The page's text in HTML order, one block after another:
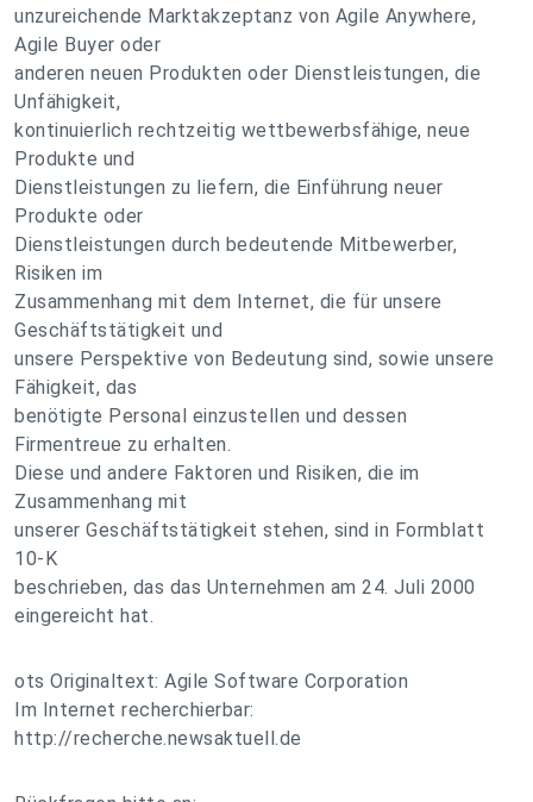
unzureichende Marktakzeptanz von Agile Anywhere,
Agile Buyer oder
anderen neuen Produkten oder Dienstleistungen, die
Unfähigkeit,
kontinuierlich rechtzeitig wettbewerbsfähige, neue
Produkte und
Dienstleistungen zu liefern, die Einführung neuer
Produkte oder
Dienstleistungen durch bedeutende Mitbewerber,
Risiken im
Zusammenhang mit dem Internet, die für unsere
Geschäftstätigkeit und
unsere Perspektive von Bedeutung sind, sowie unsere
Fähigkeit, das
benötigte Personal einzustellen und dessen
Firmentreue zu erhalten.
Diese und andere Faktoren und Risiken, die im
Zusammenhang mit
unserer Geschäftstätigkeit stehen, sind in Formblatt
10-K
beschrieben, das das Unternehmen am 24. Juli 2000
eingereicht hat.
ots Originaltext: Agile Software Corporation
Im Internet recherchierbar:
http://recherche.newsaktuell.de